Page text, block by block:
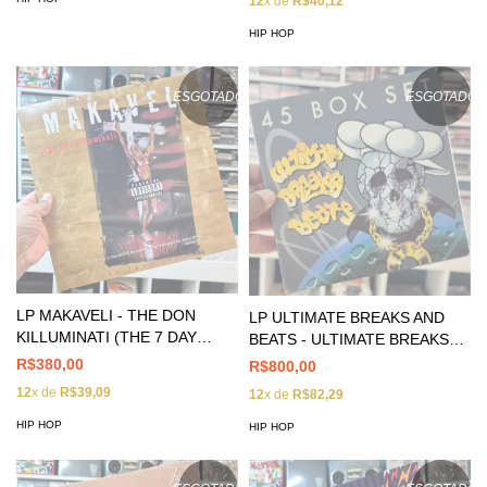
HIP HOP
ESGOTADO
LP MAKAVELI - THE DON
KILLUMINATI (THE 7 DAY
THEORY)
R$380,00
12x de R$39,09
HIP HOP
ESGOTADO
LP ULTIMATE BREAKS AND
BEATS - ULTIMATE BREAKS
AND BEATS
R$800,00
12x de R$82,29
HIP HOP